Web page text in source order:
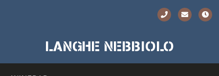
LANGHE NEBBIOLO